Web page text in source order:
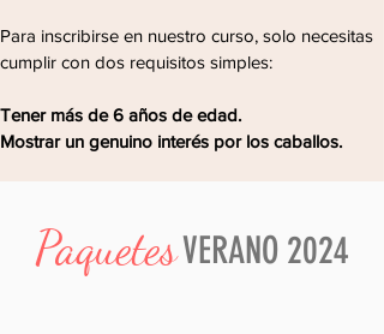
Para inscribirse en nuestro curso, solo necesitas
cumplir con dos requisitos simples:
Tener más de 6 años de edad.
Mostrar un genuino interés por los caballos.
PaquetesVERANO 2024